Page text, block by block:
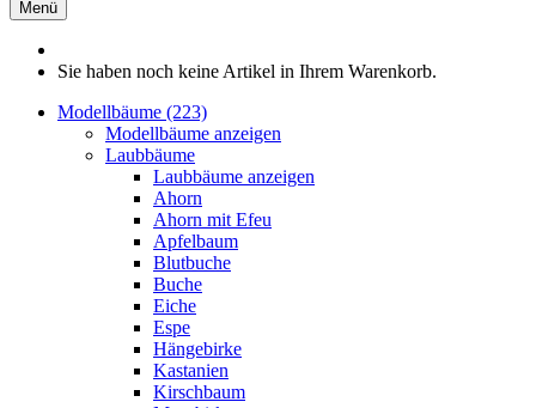
Menü
Sie haben noch keine Artikel in Ihrem Warenkorb.
Modellbäume (223)
Modellbäume anzeigen
Laubbäume
Laubbäume anzeigen
Ahorn
Ahorn mit Efeu
Apfelbaum
Blutbuche
Buche
Eiche
Espe
Hängebirke
Kastanien
Kirschbaum